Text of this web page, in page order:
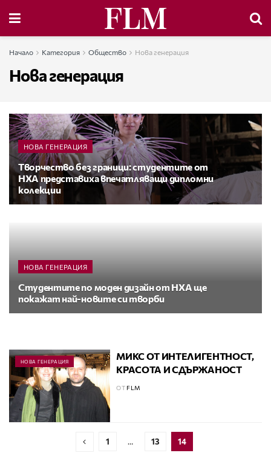
Начало Категория Общество Нова генерация
Нова генерация
НОВА ГЕНЕРАЦИЯ
Творчество без граници: студентите от
НХА представиха впечатляващи дипломни
колекции
НОВА ГЕНЕРАЦИЯ
Студентите по моден дизайн от НХА ще
покажат най-новите си творби
НОВА ГЕНЕРАЦИЯ
МИКС ОТ ИНТЕЛИГЕНТНОСТ,
КРАСОТА И СДЪРЖАНОСТ
ОТ FLM
1 … 13 14